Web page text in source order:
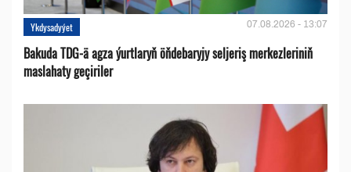
Ykdysadyýet 07.08.2026 - 13:07
Bakuda TDG-ä agza ýurtlaryň öňdebaryjy seljeriş merkezleriniň
maslahaty geçiriler